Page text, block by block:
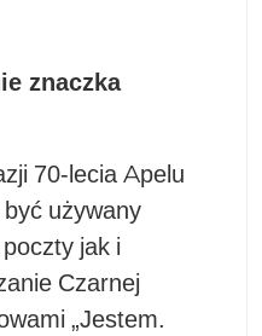
znaczka
70-lecia Apelu
używany
jak i
Czarnej
„Jestem.